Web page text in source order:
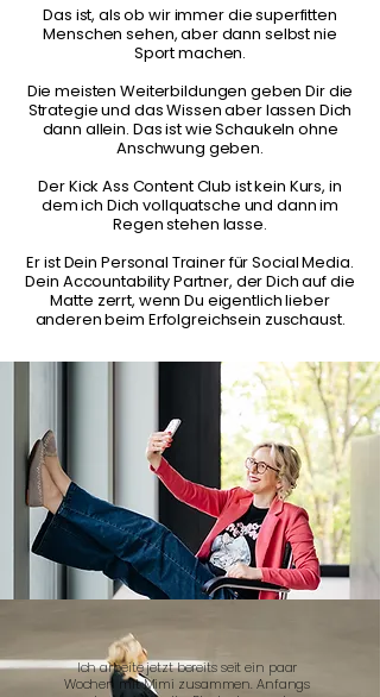
Das ist, als ob wir immer die superfitten
Menschen sehen, aber dann selbst nie
Sport machen.
Die meisten Weiterbildungen geben Dir die
Strategie und das Wissen aber lassen Dich
dann allein. Das ist wie Schaukeln ohne
Anschwung geben.
Der Kick Ass Content Club ist kein Kurs, in
dem ich Dich vollquatsche und dann im
Regen stehen lasse.
Er ist Dein Personal Trainer für Social Media.
Dein Accountability Partner, der Dich auf die
Matte zerrt, wenn Du eigentlich lieber
anderen beim Erfolgreichsein zuschaust.​
Ich arbeite jetzt bereits seit ein paar
Wochen mit Mimi zusammen. Anfangs